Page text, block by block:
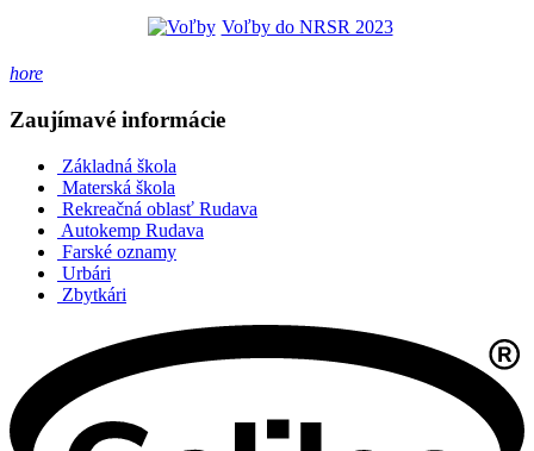
Voľby do NRSR 2023
hore
Zaujímavé informácie
Základná škola
Materská škola
Rekreačná oblasť Rudava
Autokemp Rudava
Farské oznamy
Urbári
Zbytkári